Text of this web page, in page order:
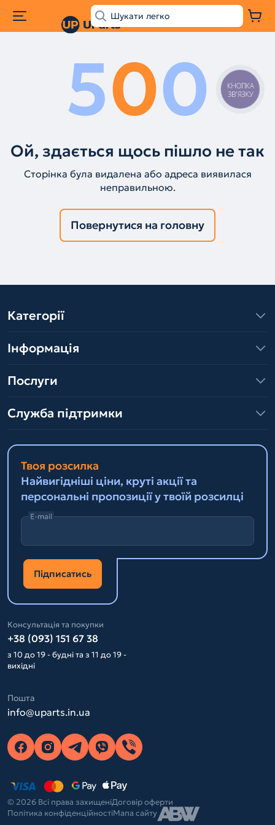
500
Ой, здається щось пішло не так
Сторінка була видалена або адреса виявилася
неправильною.
Повернутися на головну
Категорії
Інформація
Послуги
Служба підтримки
Твоя розсилка
Найвигідніші ціни, круті акції та
персональні пропозиції у твоїй розсилці
E-mail
Підписатись
Консультація та покупки
+38 (093) 151 67 38
з 10 до 19 - будні та з 11 до 19 -
вихідні
Пошта
info@uparts.in.ua
© 2026 Всі права захищеніДоговір оферти
Політика конфіденційностіМапа сайту
КНОПКА
ЗВ'ЯЗКУ